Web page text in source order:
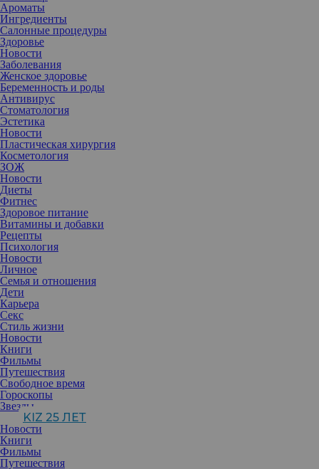
Ароматы
Ингредиенты
Салонные процедуры
Здоровье
Новости
Заболевания
Женское здоровье
Беременность и роды
Антивирус
Стоматология
Эстетика
Новости
Пластическая хирургия
Косметология
ЗОЖ
Новости
Диеты
Фитнес
Здоровое питание
Витамины и добавки
Рецепты
Психология
Новости
Личное
Семья и отношения
Дети
Карьера
Секс
Стиль жизни
Новости
Книги
Фильмы
Путешествия
Свободное время
Гороскопы
Звезды
KIZ 25 ЛЕТ
Новости
Книги
Фильмы
Путешествия
Previous
Next
1
2
3
С 2 по 7 марта 2017 года в Москве, в Культурном центре
«Москвич» можно будет посмотреть мюзикл «Поймай меня,
если сможешь», который стал настоящим хитом на Бродвее.
Сюжет мюзикла основан на реальной истории Фрэнка
Абигнгейла младшего, которая уже легла в основу
одноименного фильма с Леонардо Ди Каприо в главной роли.
Молодой 17-летний мошенник притворился пилотом
международной авиакомпании и облетел таким образом
полсвета, а заодно разбогател на подделке чеков и заставил ФБР
гоняться за собой по всему миру.